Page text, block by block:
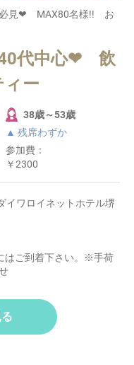
必見❤ MAX80名様!! お
代中心❤ 飲
ィー
38歳～53歳
▲ 残席わずか
参加費：
￥2300
イワロイネットホテル堺
ご到着下さい。※手荷